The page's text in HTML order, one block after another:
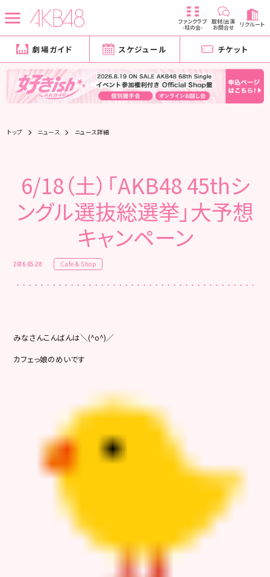
ファンクラブ
-柱の会-
取材/出演
お問合せ リクルート
劇場ガイド スケジュール チケット
トップ ニュース ニュース詳細
6/18（土）「AKB48 45thシ
ングル選抜総選挙」大予想
キャンペーン
2016.05.28 Cafe & Shop
みなさんこんばんは＼(^o^)／
カフェっ娘のめいです